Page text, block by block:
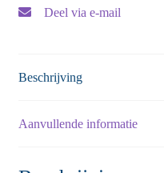
Deel via e-mail
Beschrijving
Aanvullende informatie